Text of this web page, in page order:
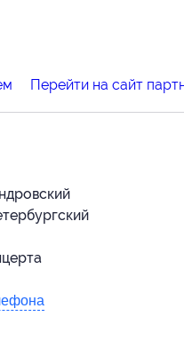
Перейти на сайт